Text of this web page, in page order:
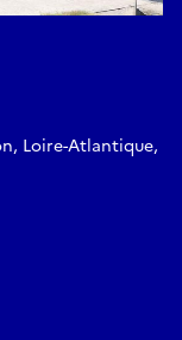
Loire-Atlantique,